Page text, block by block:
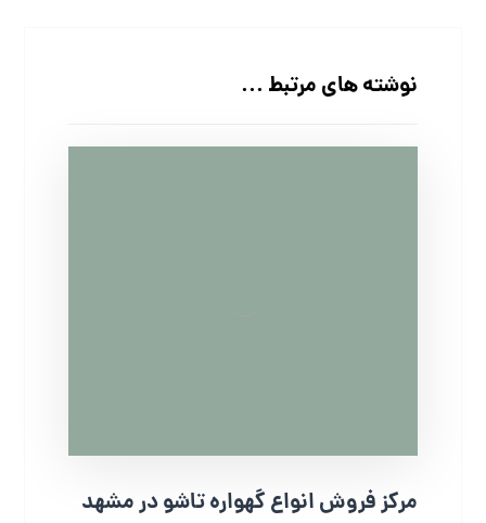
نوشته های مرتبط ...
مرکز فروش انواع گهواره تاشو در مشهد